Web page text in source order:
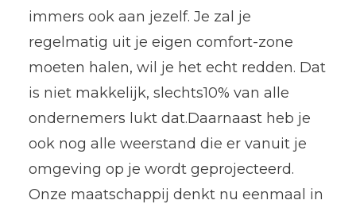
immers ook aan jezelf. Je zal je
regelmatig uit je eigen comfort-zone
moeten halen, wil je het echt redden. Dat
is niet makkelijk, slechts10% van alle
ondernemers lukt dat.Daarnaast heb je
ook nog alle weerstand die er vanuit je
omgeving op je wordt geprojecteerd.
Onze maatschappij denkt nu eenmaal in